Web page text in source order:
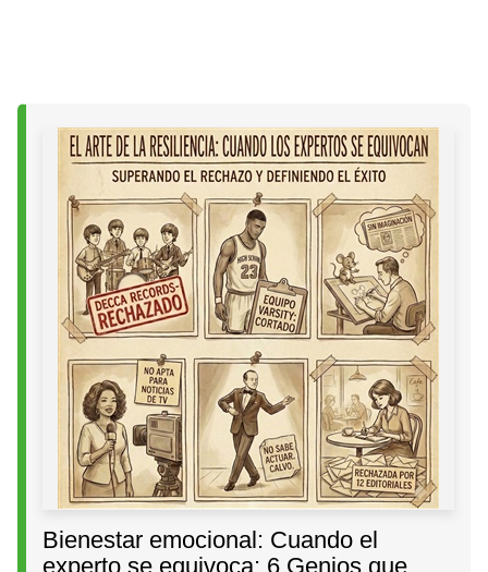
Bienestar emocional: Cuando el
experto se equivoca: 6 Genios que